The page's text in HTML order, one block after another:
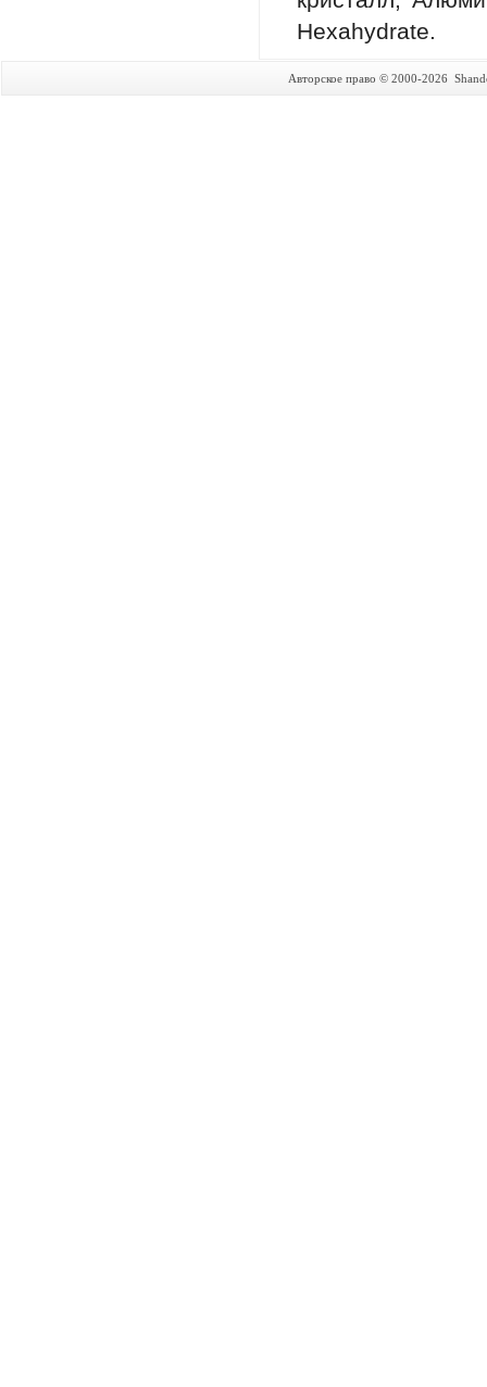
Hexahydrate.
Авторское право © 2000-2026